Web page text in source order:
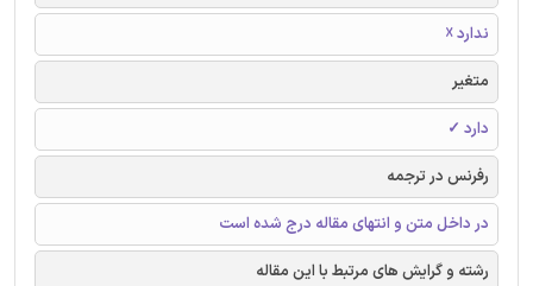
ندارد ☓
متغیر
دارد ✓
رفرنس در ترجمه
در داخل متن و انتهای مقاله درج شده است
رشته و گرایش های مرتبط با این مقاله